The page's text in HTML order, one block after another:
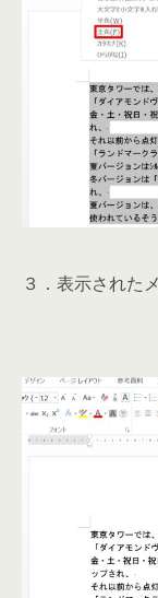
３．表示された